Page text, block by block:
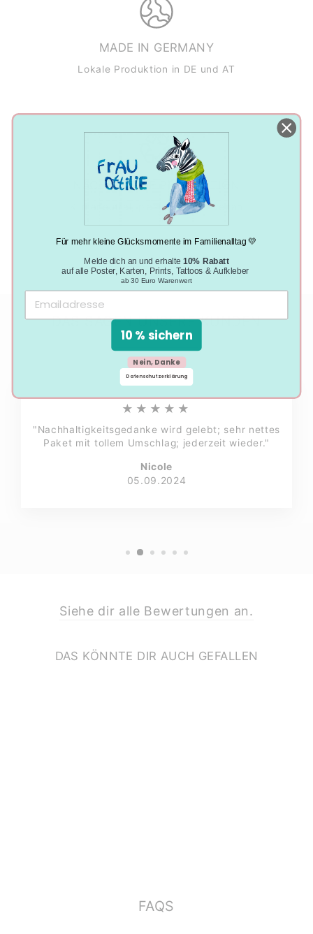
MADE IN GERMANY
Lokale Produktion in DE und AT
NACHHALTIGE PRODUKTION
Klimaneutral, plastikfrei und vegan
DAS SAGEN UNSERE KUNDEN
★★★★★
"Nachhaltigkeitsgedanke wird gelebt; sehr nettes
Paket mit tollem Umschlag; jederzeit wieder."
Nicole
05.09.2024
Siehe dir alle Bewertungen an.
DAS KÖNNTE DIR AUCH GEFALLEN
FAQS
Für mehr kleine Glücksmomente im Familienalltag 💛
Melde dich an und erhalte10% Rabatt
auf alle Poster, Karten, Prints, Tattoos & Aufkleber
ab 30 Euro Warenwert
10 % sichern
Nein, Danke
Datenschutzerklärung